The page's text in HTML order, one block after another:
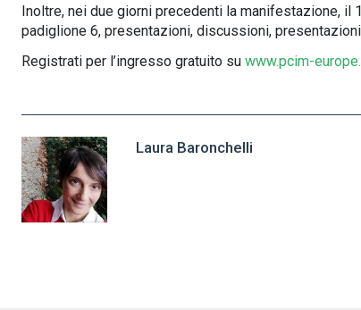
Inoltre, nei due giorni precedenti la manifestazione,
padiglione 6, presentazioni, discussioni,
Registrati per l’ingresso gratuito su www.pcim-
Laura Baronchelli